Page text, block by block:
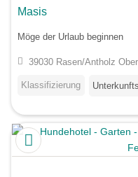
Masis
Möge der Urlaub beginnen
39030 Rasen/Antholz
Klassifizierung